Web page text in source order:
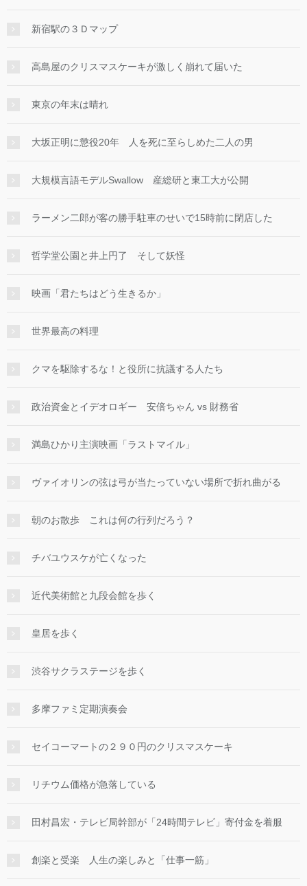
新宿駅の３Ｄマップ
高島屋のクリスマスケーキが激しく崩れて届いた
東京の年末は晴れ
大坂正明に懲役20年 人を死に至らしめた二人の男
大規模言語モデルSwallow 産総研と東工大が公開
ラーメン二郎が客の勝手駐車のせいで15時前に閉店した
哲学堂公園と井上円了 そして妖怪
映画「君たちはどう生きるか」
世界最高の料理
クマを駆除するな！と役所に抗議する人たち
政治資金とイデオロギー 安倍ちゃん vs 財務省
満島ひかり主演映画「ラストマイル」
ヴァイオリンの弦は弓が当たっていない場所で折れ曲がる
朝のお散歩 これは何の行列だろう？
チバユウスケが亡くなった
近代美術館と九段会館を歩く
皇居を歩く
渋谷サクラステージを歩く
多摩ファミ定期演奏会
セイコーマートの２９０円のクリスマスケーキ
リチウム価格が急落している
田村昌宏・テレビ局幹部が「24時間テレビ」寄付金を着服
創楽と受楽 人生の楽しみと「仕事一筋」